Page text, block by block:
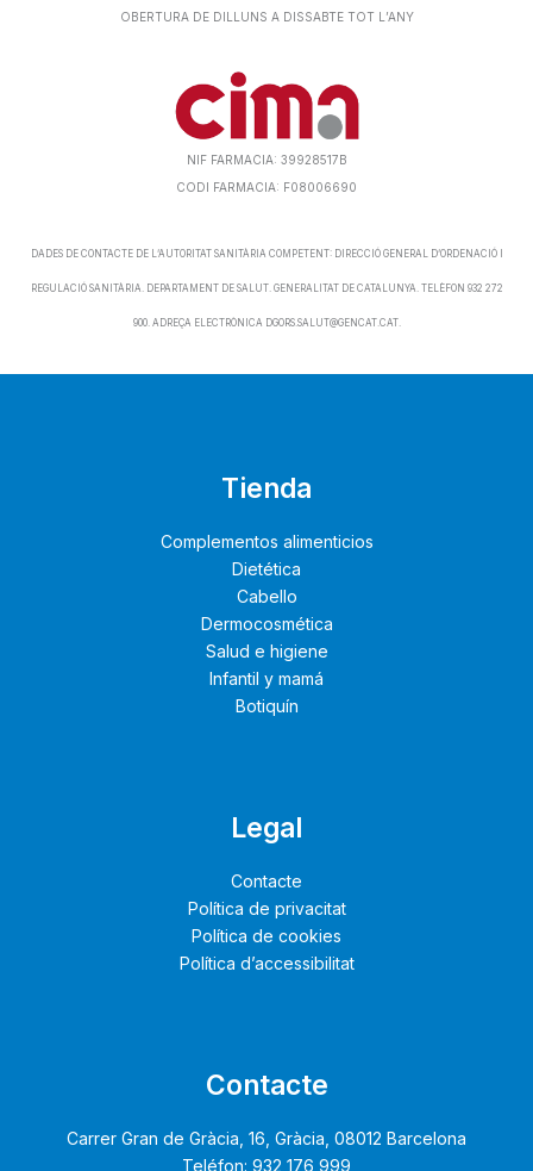
OBERTURA DE DILLUNS A DISSABTE TOT L’ANY
NIF FARMACIA: 39928517B
CODI FARMACIA: F08006690
DADES DE CONTACTE DE L’AUTORITAT SANITÀRIA COMPETENT: DIRECCIÓ GENERAL D’ORDENACIÓ I
REGULACIÓ SANITÀRIA. DEPARTAMENT DE SALUT. GENERALITAT DE CATALUNYA. TELÈFON 932 272
900. ADREÇA ELECTRÒNICA DGORS.SALUT@GENCAT.CAT.
Tienda
Complementos alimenticios
Dietética
Cabello
Dermocosmética
Salud e higiene
Infantil y mamá
Botiquín
Legal
Contacte
Política de privacitat
Política de cookies
Política d’accessibilitat
Contacte
Carrer Gran de Gràcia, 16, Gràcia, 08012 Barcelona
Teléfon: 932 176 999